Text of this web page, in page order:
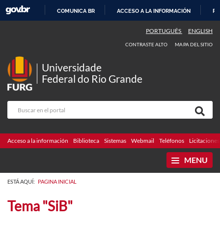
CONTENIDO
COMUNICA BR ACCESO A LA INFORMACIÓN
PORTUGUÊS ENGLISH
CONTRASTE ALTO MAPA DEL SITIO
Universidade
Federal do Rio Grande
Acceso a la información Biblioteca Sistemas Webmail Teléfonos Licitaciones
MENU
ESTÁ AQUÍ: PAGINA INICIAL
Tema "SiB"